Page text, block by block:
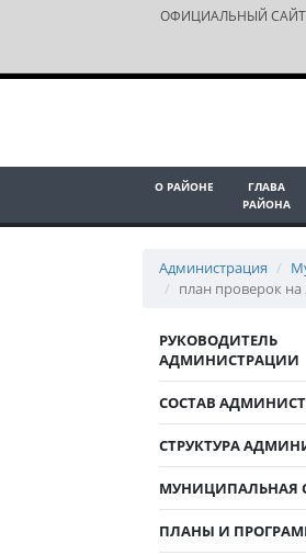
ОФИЦИАЛЬНЫЙ
О РАЙОНЕ
ГЛАВА
РАЙОНА
Администрация
план проверок на
РУКОВОДИТЕЛЬ
АДМИНИСТРАЦИИ
СОСТАВ
СТРУКТУРА
МУНИЦИПАЛЬНАЯ
ПЛАНЫ И